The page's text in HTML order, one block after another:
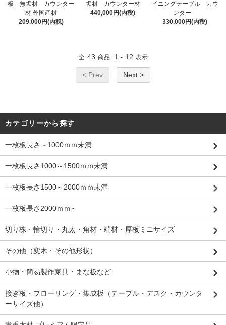
板 無垢材 カウンター
材 外国産材
209,000円(内税)
垢材 カウンター材
440,000円(内税)
イニングテーブル カウ
ンター
330,000円(内税)
全 43 商品 1 - 12 表示
< Prev Next >
カテゴリーから探す
一枚板長さ～1000ｍｍ未満
一枚板長さ1000～1500ｍｍ未満
一枚板長さ1500～2000ｍｍ未満
一枚板長さ2000ｍｍ～
切り株・輪切り・丸太・角材・端材・厚板ミニサイズ
その他（変木・その他形状）
小物・簡易製作家具・まな板など
接ぎ板・フローリング・集成板（テーブル・デスク・カウンタ
ーサイズ他）